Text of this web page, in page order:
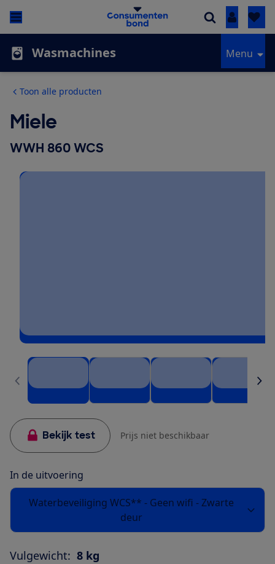
Inloggen
Wasmachines Menu
Toon alle producten
Miele
WWH 860 WCS
Bekijk test Prijs niet beschikbaar
In de uitvoering
Waterbeveiliging WCS** - Geen wifi - Zwarte
deur
Vulgewicht: 8 kg